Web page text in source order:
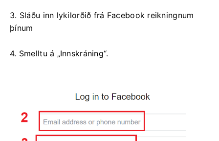
3. Sláðu inn lykilorðið frá Facebook reikningnum
þínum
4. Smelltu á „Innskráning“.